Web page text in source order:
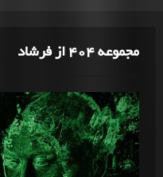
مجموعه 404 از فرشاد